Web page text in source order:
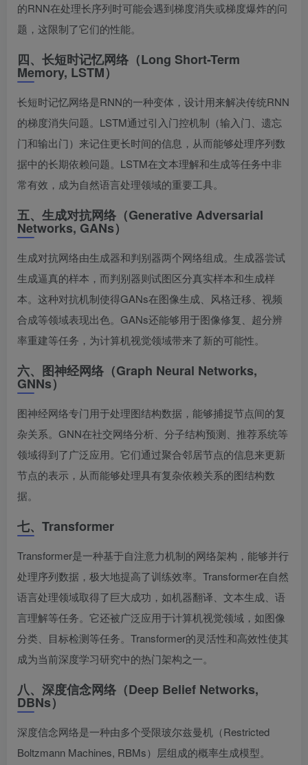
的RNN在处理长序列时可能会遇到梯度消失或梯度爆炸的问
题，这限制了它们的性能。
四、长短时记忆网络（Long Short-Term
Memory, LSTM）
长短时记忆网络是RNN的一种变体，设计用来解决传统RNN
的梯度消失问题。LSTM通过引入门控机制（输入门、遗忘
门和输出门）来记住更长时间的信息，从而能够处理序列数
据中的长期依赖问题。LSTM在文本理解和生成等任务中非
常有效，成为自然语言处理领域的重要工具。
五、生成对抗网络（Generative Adversarial
Networks, GANs）
生成对抗网络由生成器和判别器两个网络组成。生成器尝试
生成逼真的样本，而判别器则试图区分真实样本和生成样
本。这种对抗机制使得GANs在图像生成、风格迁移、视频
合成等领域表现出色。GANs还能够用于图像修复、超分辨
率重建等任务，为计算机视觉领域带来了新的可能性。
六、图神经网络（Graph Neural Networks,
GNNs）
图神经网络专门用于处理图结构数据，能够捕捉节点间的复
杂关系。GNN在社交网络分析、分子结构预测、推荐系统等
领域得到了广泛应用。它们通过聚合邻居节点的信息来更新
节点的表示，从而能够处理具有复杂依赖关系的图结构数
据。
七、Transformer
Transformer是一种基于自注意力机制的网络架构，能够并行
处理序列数据，极大地提高了训练效率。Transformer在自然
语言处理领域取得了巨大成功，如机器翻译、文本生成、语
言理解等任务。它还被广泛应用于计算机视觉领域，如图像
分类、目标检测等任务。Transformer的灵活性和高效性使其
成为当前深度学习研究中的热门架构之一。
八、深度信念网络（Deep Belief Networks,
DBNs）
深度信念网络是一种由多个受限玻尔兹曼机（Restricted
Boltzmann Machines, RBMs）层组成的概率生成模型。